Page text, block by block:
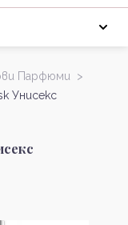
Парфюми >
Унисекс